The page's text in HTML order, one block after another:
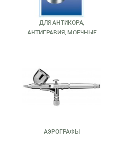
ДЛЯ АНТИКОРА,
АНТИГРАВИЯ, МОЕЧНЫЕ
АЭРОГРАФЫ